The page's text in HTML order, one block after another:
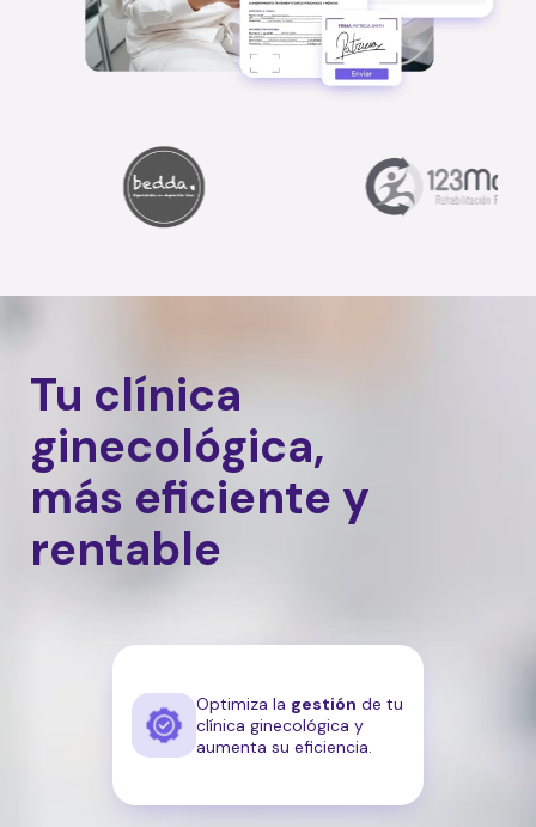
Tu clínica
ginecológica,
más eficiente y
rentable
Optimiza la gestión de tu
clínica ginecológica y
aumenta su eficiencia.